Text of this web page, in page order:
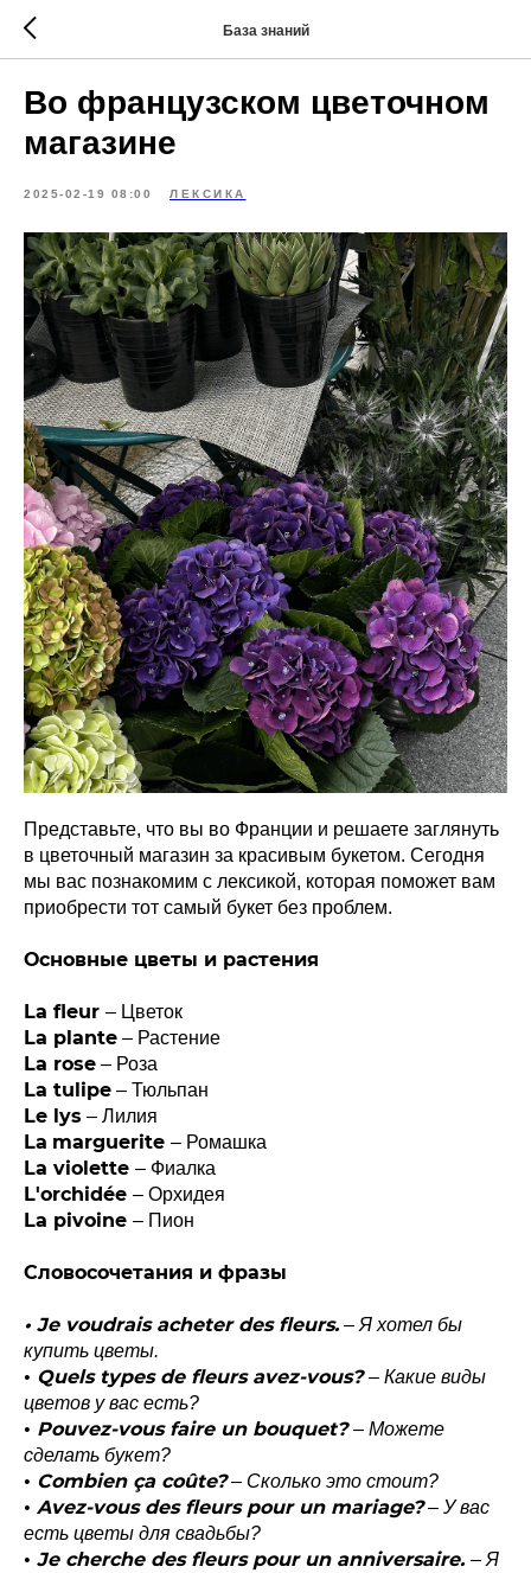
База знаний
Во французском цветочном
магазине
2025-02-19 08:00 ЛЕКСИКА
Представьте, что вы во Франции и решаете заглянуть
в цветочный магазин за красивым букетом. Сегодня
мы вас познакомим с лексикой, которая поможет вам
приобрести тот самый букет без проблем.
Основные цветы и растения
La fleur – Цветок
La plante – Растение
La rose – Роза
La tulipe – Тюльпан
Le lys – Лилия
La marguerite – Ромашка
La violette – Фиалка
L'orchidée – Орхидея
La pivoine – Пион
Словосочетания и фразы
• Je voudrais acheter des fleurs. – Я хотел бы
купить цветы.
• Quels types de fleurs avez-vous?– Какие виды
цветов у вас есть?
• Pouvez-vous faire un bouquet?– Можете
сделать букет?
• Combien ça coûte?– Сколько это стоит?
• Avez-vous des fleurs pour un mariage?– У вас
есть цветы для свадьбы?
• Je cherche des fleurs pour un anniversaire. – Я